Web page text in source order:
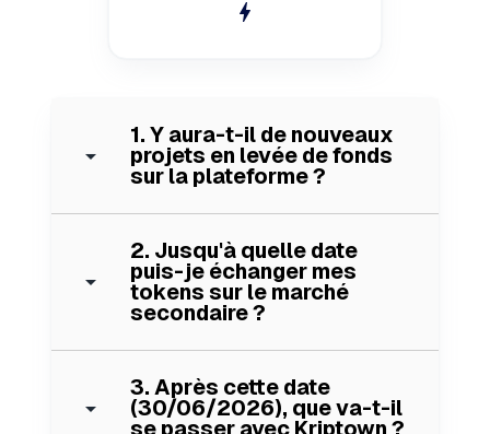
bolt
arrow_drop_down
1. Y aura-t-il de nouveaux
projets en levée de fonds
sur la plateforme ?
arrow_drop_down
2. Jusqu'à quelle date
puis-je échanger mes
tokens sur le marché
secondaire ?
arrow_drop_down
3. Après cette date
(30/06/2026), que va-t-il
se passer avec Kriptown ?